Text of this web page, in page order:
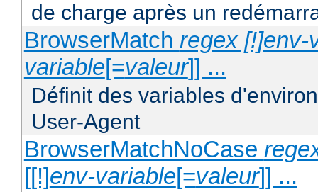
de charge après un
BrowserMatch regex [!]env-
variable[=valeur]] ...
Définit des variables
User-Agent
BrowserMatchNoCase
[[!]env-variable[=valeur]] ...